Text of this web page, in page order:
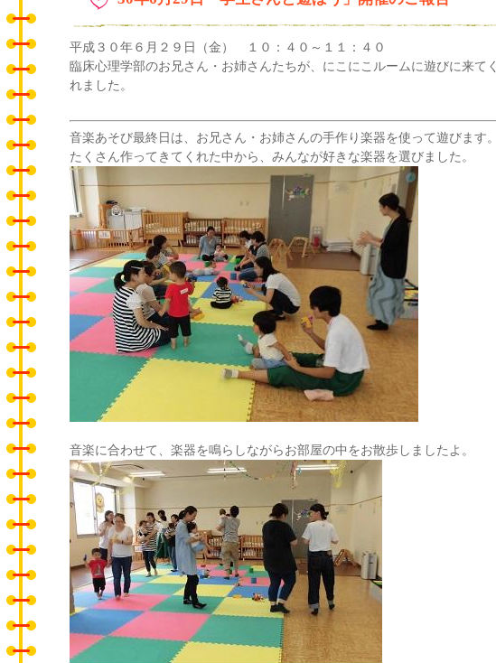
平成３０年６月２９日（金） １０：４０～１１：４０
臨床心理学部のお兄さん・お姉さんたちが、にこにこルームに遊びに来てく
れました。
音楽あそび最終日は、お兄さん・お姉さんの手作り楽器を使って遊びます。
たくさん作ってきてくれた中から、みんなが好きな楽器を選びました。
音楽に合わせて、楽器を鳴らしながらお部屋の中をお散歩しましたよ。